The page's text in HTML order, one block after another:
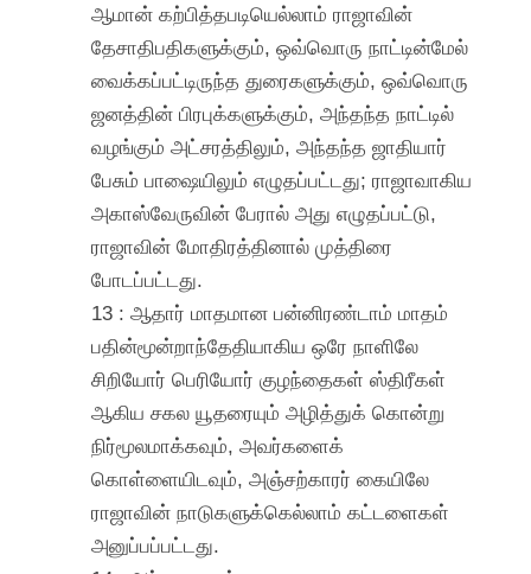
ஆமான் கற்பித்தபடியெல்லாம் ராஜாவின்
தேசாதிபதிகளுக்கும், ஒவ்வொரு நாட்டின்மேல்
வைக்கப்பட்டிருந்த துரைகளுக்கும், ஒவ்வொரு
ஜனத்தின் பிரபுக்களுக்கும், அந்தந்த நாட்டில்
வழங்கும் அட்சரத்திலும், அந்தந்த ஜாதியார்
பேசும் பாஷையிலும் எழுதப்பட்டது; ராஜாவாகிய
அகாஸ்வேருவின் பேரால் அது எழுதப்பட்டு,
ராஜாவின் மோதிரத்தினால் முத்திரை
போடப்பட்டது.
13 : ஆதார் மாதமான பன்னிரண்டாம் மாதம்
பதின்மூன்றாந்தேதியாகிய ஒரே நாளிலே
சிறியோர் பெரியோர் குழந்தைகள் ஸ்திரீகள்
ஆகிய சகல யூதரையும் அழித்துக் கொன்று
நிர்மூலமாக்கவும், அவர்களைக்
கொள்ளையிடவும், அஞ்சற்காரர் கையிலே
ராஜாவின் நாடுகளுக்கெல்லாம் கட்டளைகள்
அனுப்பப்பட்டது.